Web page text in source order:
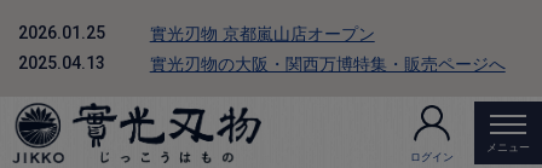
2026.01.25 實光刃物 京都嵐山店オープン
2025.04.13 實光刃物の大阪・関西万博特集・販売ページへ
ログイン
メニュー